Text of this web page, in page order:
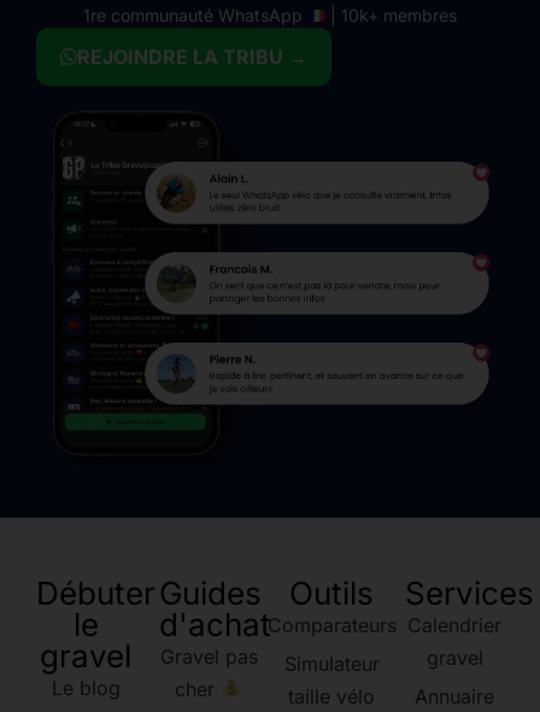
1re communauté WhatsApp | 10k+ membres
REJOINDRE LA TRIBU →
Débuter
le
gravel
Le blog
Guides
d'achat
Gravel pas
cher
Outils
Comparateurs
Simulateur
taille vélo
Services
Calendrier
gravel
Annuaire